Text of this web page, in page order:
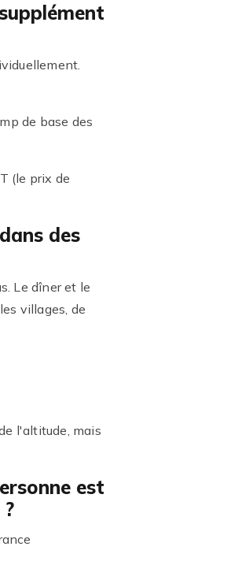
de base des
(le prix de
des
Le dîner et le
villages, de
l'altitude, mais
est